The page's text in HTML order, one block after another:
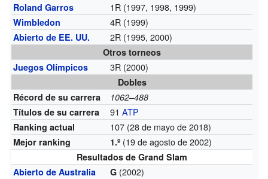
Roland Garros 1R (1997, 1998, 1999)
Wimbledon 4R (1999)
Abierto de EE. UU. 2R (1995, 2000)
Otros torneos
Juegos Olímpicos
3R (2000)
Dobles
Récord de su carrera
1062–488
Títulos de su carrera
91ATP
Ranking actual 107 (28 de mayo de 2018)
Mejor ranking 1.º (19 de agosto de 2002)
Resultados de Grand Slam
Abierto de Australia
G (2002)